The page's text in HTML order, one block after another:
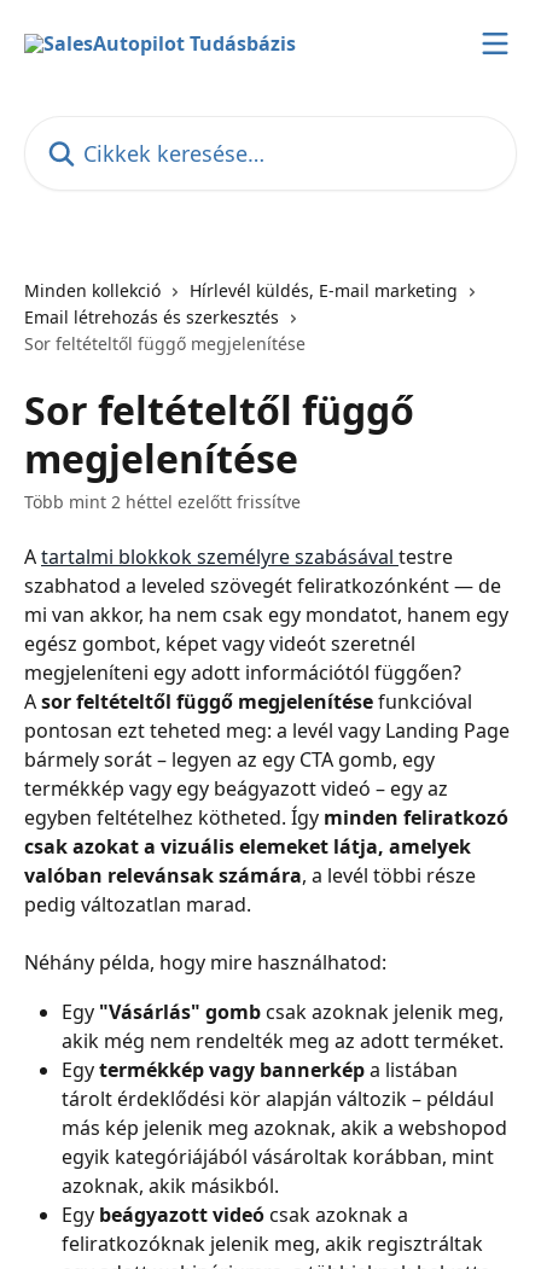
Minden kollekció
Hírlevél küldés, E-mail marketing
Email létrehozás és szerkesztés
Sor feltételtől függő megjelenítése
Sor feltételtől függő
megjelenítése
Több mint 2 héttel ezelőtt frissítve
A tartalmi blokkok személyre szabásával testre
szabhatod a leveled szövegét feliratkozónként — de
mi van akkor, ha nem csak egy mondatot, hanem egy
egész gombot, képet vagy videót szeretnél
megjeleníteni egy adott információtól függően?
A sor feltételtől függő megjelenítése funkcióval
pontosan ezt teheted meg: a levél vagy Landing Page
bármely sorát – legyen az egy CTA gomb, egy
termékkép vagy egy beágyazott videó – egy az
egyben feltételhez kötheted. Így minden feliratkozó
csak azokat a vizuális elemeket látja, amelyek
valóban relevánsak számára, a levél többi része
pedig változatlan marad.
Néhány példa, hogy mire használhatod:
Egy "Vásárlás" gomb csak azoknak jelenik meg,
akik még nem rendelték meg az adott terméket.
Egy termékkép vagy bannerkép a listában
tárolt érdeklődési kör alapján változik – például
más kép jelenik meg azoknak, akik a webshopod
egyik kategóriájából vásároltak korábban, mint
azoknak, akik másikból.
Egy beágyazott videó csak azoknak a
feliratkozóknak jelenik meg, akik regisztráltak